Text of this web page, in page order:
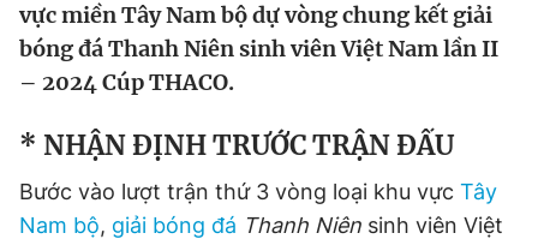
Thông tin tòa soạn Liên hệ quảng cáo
Đọc Thanh Niên trên điện thoại
vực miền Tây Nam bộ dự vòng chung kết giải
bóng đá Thanh Niên sinh viên Việt Nam lần II
– 2024 Cúp THACO.
* NHẬN ĐỊNH TRƯỚC TRẬN ĐẤU
Bước vào lượt trận thứ 3 vòng loại khu vực Tây
Nam bộ, giải bóng đá Thanh Niên sinh viên Việt